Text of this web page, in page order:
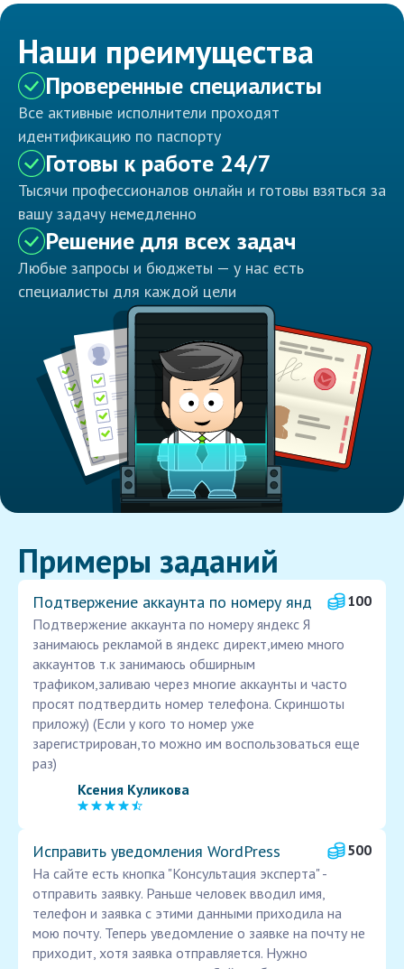
Наши преимущества
Проверенные специалисты
Все активные исполнители проходят
идентификацию по паспорту
Готовы к работе 24/7
Тысячи профессионалов онлайн и готовы взяться за
вашу задачу немедленно
Решение для всех задач
Любые запросы и бюджеты — у нас есть
специалисты для каждой цели
Примеры заданий
Подтвержение аккаунта по номеру янд
100
Подтвержение аккаунта по номеру яндекс Я
занимаюсь рекламой в яндекс директ,имею много
аккаунтов т.к занимаюсь обширным
трафиком,заливаю через многие аккаунты и часто
просят подтвердить номер телефона. Скриншоты
приложу) (Если у кого то номер уже
зарегистрирован,то можно им воспользоваться еще
раз)
Ксения Куликова
Исправить уведомления WordPress
500
На сайте есть кнопка "Консультация эксперта" -
отправить заявку. Раньше человек вводил имя,
телефон и заявка с этими данными приходила на
мою почту. Теперь уведомление о заявке на почту не
приходит, хотя заявка отправляется. Нужно